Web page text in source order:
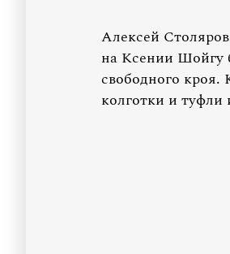
Алексей
на Ксении Шойгу
свободного
колготки и